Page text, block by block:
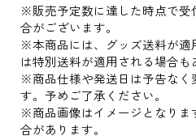
※販売予定数に達した時点で受
合がございます。
※本商品には、グッズ送料が適
は特別送料が適用される場合も
※商品仕様や発送日は予告なく
す。予めご了承ください。
※商品画像はイメージとなりま
合があります。